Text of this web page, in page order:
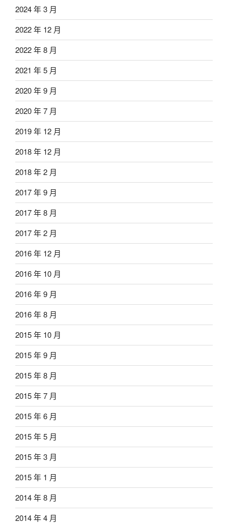
2024 年 3 月
2022 年 12 月
2022 年 8 月
2021 年 5 月
2020 年 9 月
2020 年 7 月
2019 年 12 月
2018 年 12 月
2018 年 2 月
2017 年 9 月
2017 年 8 月
2017 年 2 月
2016 年 12 月
2016 年 10 月
2016 年 9 月
2016 年 8 月
2015 年 10 月
2015 年 9 月
2015 年 8 月
2015 年 7 月
2015 年 6 月
2015 年 5 月
2015 年 3 月
2015 年 1 月
2014 年 8 月
2014 年 4 月